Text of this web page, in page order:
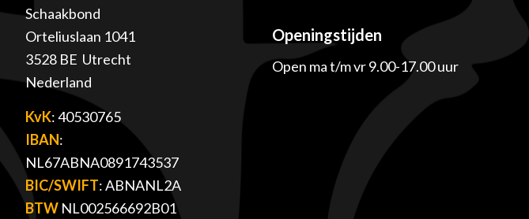
Schaakbond
Orteliuslaan 1041
3528 BE Utrecht
Nederland
KvK: 40530765
IBAN:
NL67ABNA0891743537
BIC/SWIFT: ABNANL2A
BTW NL002566692B01
Openingstijden
Open ma t/m vr 9.00-17.00 uur